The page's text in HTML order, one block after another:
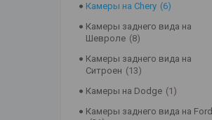
Камеры на Chery
6
Камеры заднего вида на
Шевроле
8
Камеры заднего вида на
Ситроен
13
Камеры на Dodge
1
Камеры заднего вида на Ford